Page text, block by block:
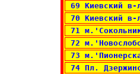
69 Киевский
70 Киевский
71
72
73
74 Пл.